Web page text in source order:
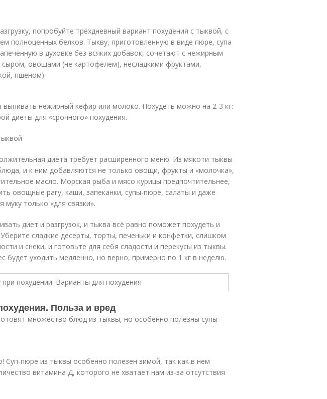
попробуйте трёхдневный вариант похудения с тыквой, с
полноценных белков. Тыкву, приготовленную в виде пюре, супа
в духовке без всяких добавок, сочетают с нежирным
овощами (не картофелем), несладкими фруктами,
пшеном).
выпивать нежирный кефир или молоко. Похудеть можно на 2-3 кг:
диеты для «срочного» похудения.
диета требует расширенного меню. Из мякоти тыквы
и к ним добавляются не только овощи, фрукты и «молочка»,
масло. Морская рыба и мясо курицы предпочтительнее,
овощные рагу, каши, запеканки, супы-пюре, салаты и даже
только «для связки».
диет и разгрузок, и тыква всё равно поможет похудеть и
сладкие десерты, торты, печеньки и конфетки, слишком
и снеки, и готовьте для себя сладости и перекусы из тыквы.
будет уходить медленно, но верно, примерно по 1 кг в неделю.
Польза и вред
множество блюд из тыквы, но особенно полезны супы-
Суп-пюре из тыквы особенно полезен зимой, так как в нем
витамина Д, которого не хватает нам из-за отсутствия